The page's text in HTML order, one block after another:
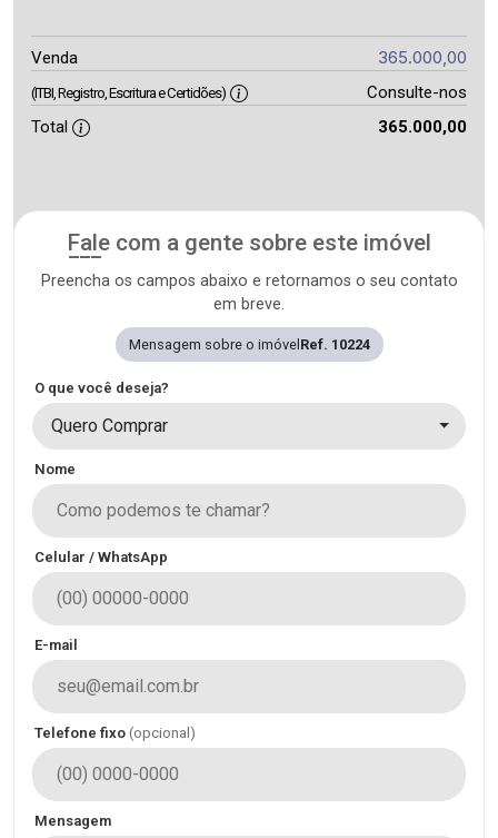
Venda 365.000,00
(ITBI, Registro, Escritura e Certidões)
Consulte-nos
Total
365.000,00
Fale com a gente sobre este imóvel
Preencha os campos abaixo e retornamos o seu contato
em breve.
Mensagem sobre o imóvel Ref. 10224
O que você deseja?
Quero Comprar
Nome
Celular / WhatsApp
E-mail
Telefone fixo (opcional)
Mensagem